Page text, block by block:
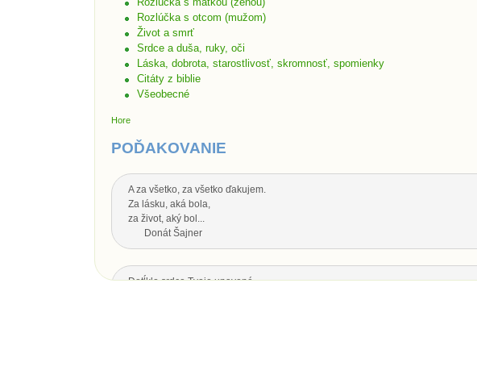
Rozlúčka s otcom (mužom)
Život a smrť
Srdce a duša, ruky, oči
Láska, dobrota, starostlivosť, skromnosť, spomienky
Citáty z biblie
Všeobecné
Hore
POĎAKOVANIE
A za všetko, za všetko ďakujem.
Za lásku, aká bola,
za život, aký bol...
Donát Šajner
Dotĺklo srdce Tvoje unavené,